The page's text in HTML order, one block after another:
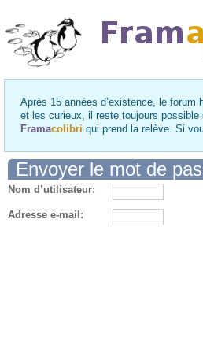
Après 15 années d’existence, le
et les curieux, il reste toujours
Framacolibri qui prend la relève. Si
Envoyer le mot de
Nom d’utilisateur:
Adresse e-mail: